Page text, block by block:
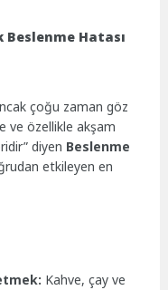
Hatası
çoğu zaman göz
ve özellikle akşam
diyen Beslenme
etkileyen en
Kahve, çay ve